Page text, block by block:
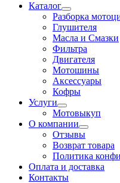
Каталог
Разборка
Глушителя
Масла и Смазки
Фильтра
Двигателя
Мотошины
Аксессуары
Кофры
Услуги
Мотовыкуп
О компании
Отзывы
Возврат товара
Политика
Оплата и доставка
Контакты